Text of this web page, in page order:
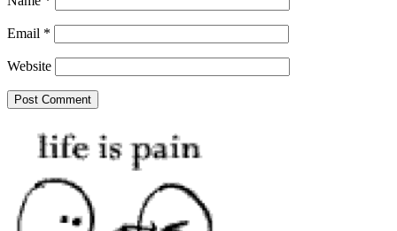
Email *
Website